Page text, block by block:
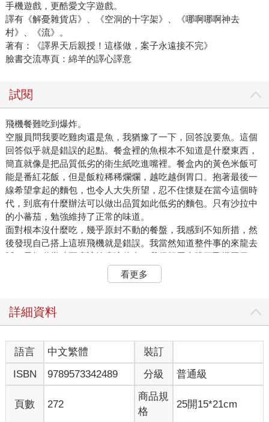
手機遊戲，更酷愛文字遊戲。
譯有《解憂雜貨店》、《空洞的十字架》、《哪啊哪啊神去
村》、《流》。
著有：《譯界天后親授！這樣做，案子永遠接不完》
臉書交流專頁：綿羊的譯心譯意
試閱
飛機餐難吃到爆炸。
空服員問我要吃雞肉還是魚，我猶豫了一下，回答說要魚。這個
回答似乎就是錯誤的起點。餐盒裡的魚根本不知道是什麼東西，
簡直就像是把品質低劣的衛生紙吃進嘴裡。餐盒內的黃色米飯可
能是番紅花飯，但是飯粒稀稀爛爛，越吃越倒胃口。抱著最後一
線希望拿起的麵包，也令人大失所望，忍不住懷疑在當今這個時
代，到底有什麼辦法可以做出品質如此低劣的麵包。只有沙拉中
的小蕃茄，勉強維持了正常的味道。
面對根本沒什麼吃，幾乎原封不動的餐盤，我感到不知所措，然
後發現自己搭上這班飛機就是錯誤。我當然知道整件事的來龍去
脈。早知道當時不應該答應這件事。我很想馬上跳下飛機回日
但是，班機正從韓國飛往中國的方向，前方的螢幕上顯示了「天
成吉思汗國際機場。
「美咲！」
這一天，我回到了三個月沒回的老家，走在商店街上。我在千葉
的一個很小的港口城市出生、長大。這裡雖說是商店街，但幾乎
所有的店都拉下了鐵捲門。
叫我的那個聲音從頭頂上傳來，我抬頭張望，想知道是誰在叫
我，看到一個身穿燈籠工裝褲的男人正在向我揮手。但是，我想
看更多
詳細資料
語言 中文繁體
裝訂
ISBN
9789573342489 分級 普通級
頁數 272
商品規
格
25開15*21cm